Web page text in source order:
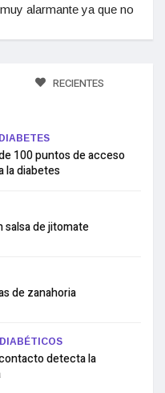
alarmante ya que no
RECIENTES
100 puntos de acceso
la diabetes
salsa de jitomate
de zanahoria
detecta la